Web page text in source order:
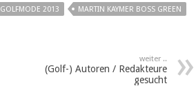
GOLFMODE 2013 MARTIN KAYMER BOSS GREEN
weiter ..
(Golf-) Autoren / Redakteure
gesucht